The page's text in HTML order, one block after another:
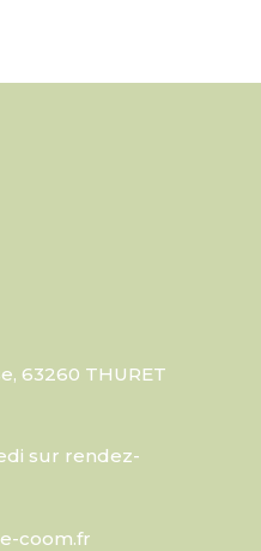
63260 THURET
sur rendez-
coom.fr